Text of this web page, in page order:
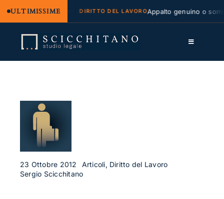
ULTIMISSIME
e regresso DIRITTO DEL LAVOROAppalto genuino o
contenuto
Toggle
Approfondimenti
Contatti
23 Ottobre 2012
Articoli, Diritto del Lavoro
Sergio Scicchitano